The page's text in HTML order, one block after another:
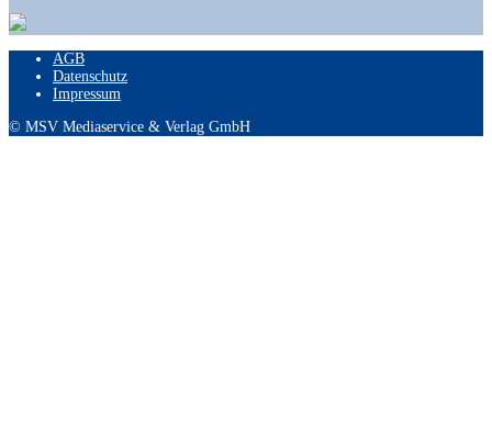
AGB
Datenschutz
Impressum
© MSV Mediaservice & Verlag GmbH